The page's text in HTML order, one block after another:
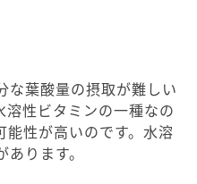
な葉酸量の摂取が難しい
溶性ビタミンの一種なの
能性が高いのです。水溶
ります。